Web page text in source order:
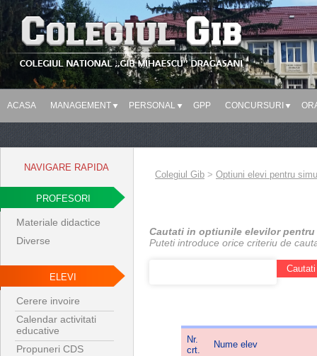
ACASA MANAGEMENT PERSONAL GPP CONCURSURI
NAVIGARE RAPIDA
PROFESORI
Materiale didactice
Diverse
ELEVI
Cerere invoire
Calendar activitati
educative
Propuneri CDS
Colegiul Gib > Optiuni elevi pentru
Cautati in optiunile elevilor pentru
Puteti introduce orice criteriu de
Nr.
crt.
Nume elev